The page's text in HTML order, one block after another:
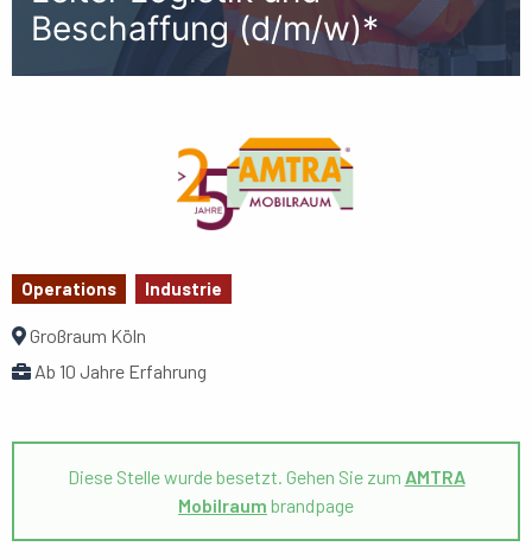
Beschaffung (d/m/w)*
Operations Industrie
Großraum Köln
Ab 10 Jahre Erfahrung
Diese Stelle wurde besetzt. Gehen Sie zum AMTRA
Mobilraum brandpage